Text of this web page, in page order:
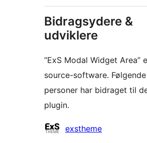
Bidragsydere &
udviklere
“ExS Modal Widget Area”
source-software. Følgende
personer har bidraget til
plugin.
Bidragsydere
exstheme